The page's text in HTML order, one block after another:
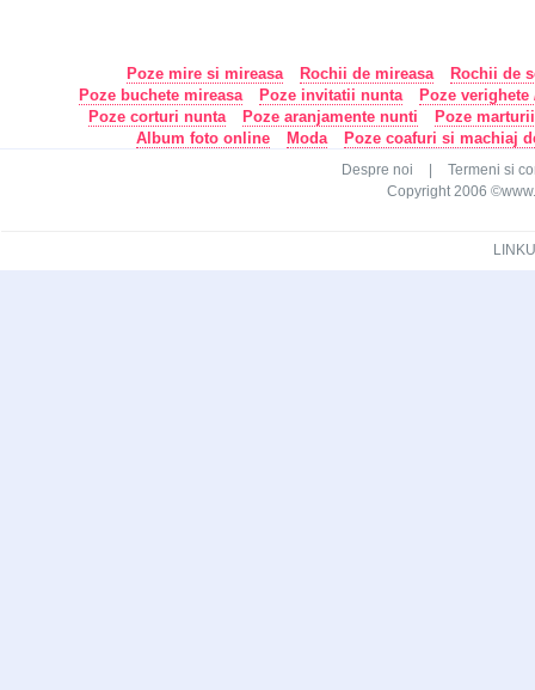
Poze mire si mireasa Rochii de mireasa
Rochii de
Poze buchete mireasa
Poze invitatii nunta
Poze
Poze corturi nunta
Poze aranjamente nunti
Poze
Album foto online
Moda Poze coafuri si machiaj
Despre noi
Termeni si
Copyright 2006